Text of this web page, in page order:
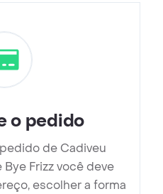
o pedido
de Cadiveu
Frizz você deve
escolher a forma